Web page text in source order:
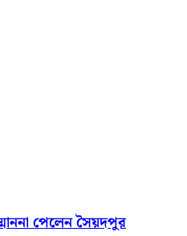
পেলেন সৈয়দপুর